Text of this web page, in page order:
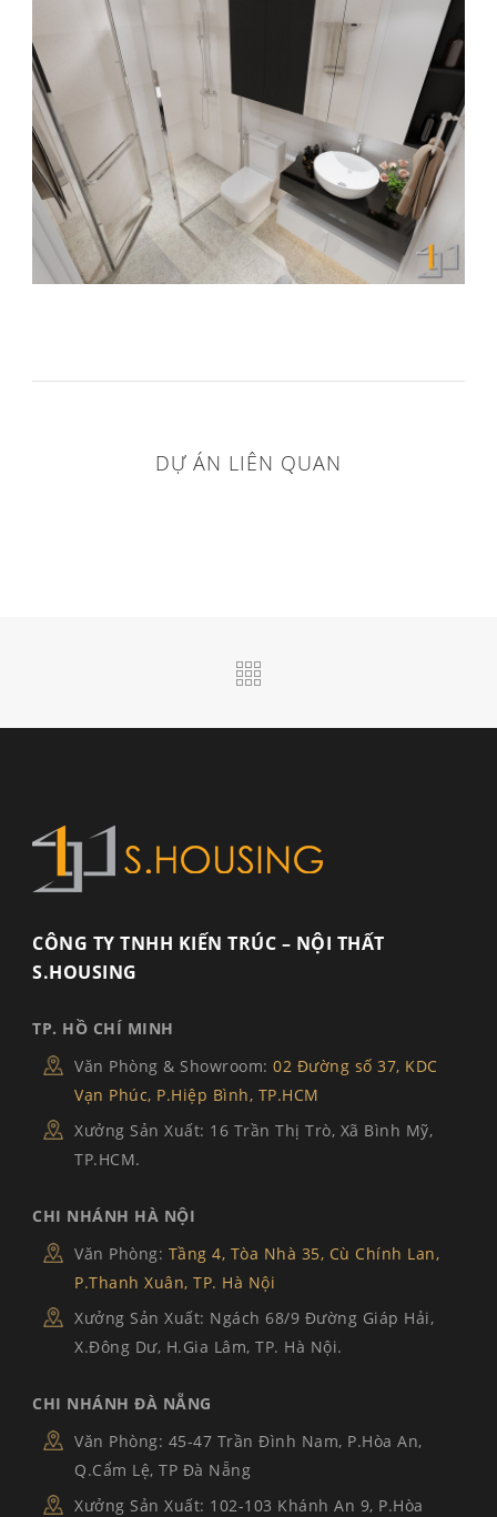
DỰ ÁN LIÊN QUAN
CÔNG TY TNHH KIẾN TRÚC – NỘI THẤT
S.HOUSING
TP. HỒ CHÍ MINH
Văn Phòng & Showroom: 02 Đường số 37, KDC
Vạn Phúc, P.Hiệp Bình, TP.HCM
Xưởng Sản Xuất: 16 Trần Thị Trò, Xã Bình Mỹ,
TP.HCM.
CHI NHÁNH HÀ NỘI
Văn Phòng: Tầng 4, Tòa Nhà 35, Cù Chính Lan,
P.Thanh Xuân, TP. Hà Nội
Xưởng Sản Xuất: Ngách 68/9 Đường Giáp Hải,
X.Đông Dư, H.Gia Lâm, TP. Hà Nội.
CHI NHÁNH ĐÀ NẴNG
Văn Phòng: 45-47 Trần Đình Nam, P.Hòa An,
Q.Cẩm Lệ, TP Đà Nẵng
Xưởng Sản Xuất: 102-103 Khánh An 9, P.Hòa